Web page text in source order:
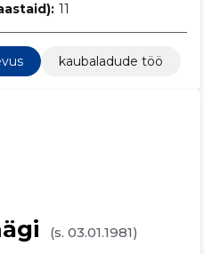
11
kaubaladude töö
(s. 03.01.1981)